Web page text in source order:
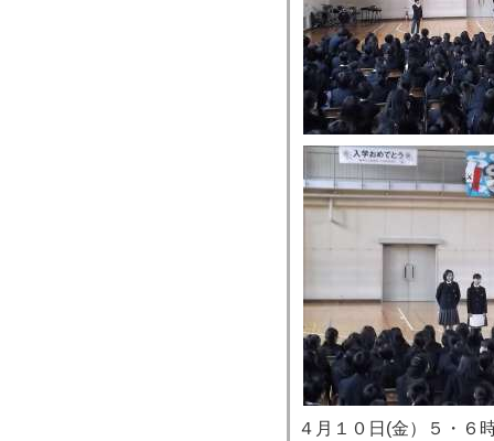
４月１０日(金）５・６